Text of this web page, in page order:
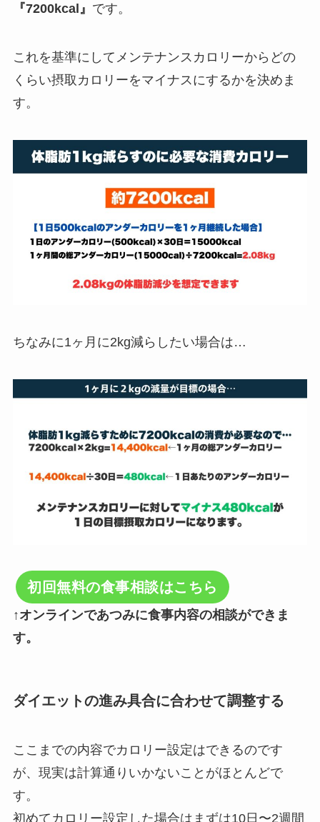
『7200kcal』 です。
これを基準にしてメンテナンスカロリーからどの
くらい摂取カロリーをマイナスにするかを決めま
す。
ちなみに1ヶ月に2kg減らしたい場合は…
初回無料の食事相談はこちら
↑オンラインであつみに食事内容の相談ができま
す。
ダイエットの進み具合に合わせて調整する
ここまでの内容でカロリー設定はできるのです
が、現実は計算通りいかないことがほとんどで
す。
初めてカロリー設定した場合はまずは10日〜2週間